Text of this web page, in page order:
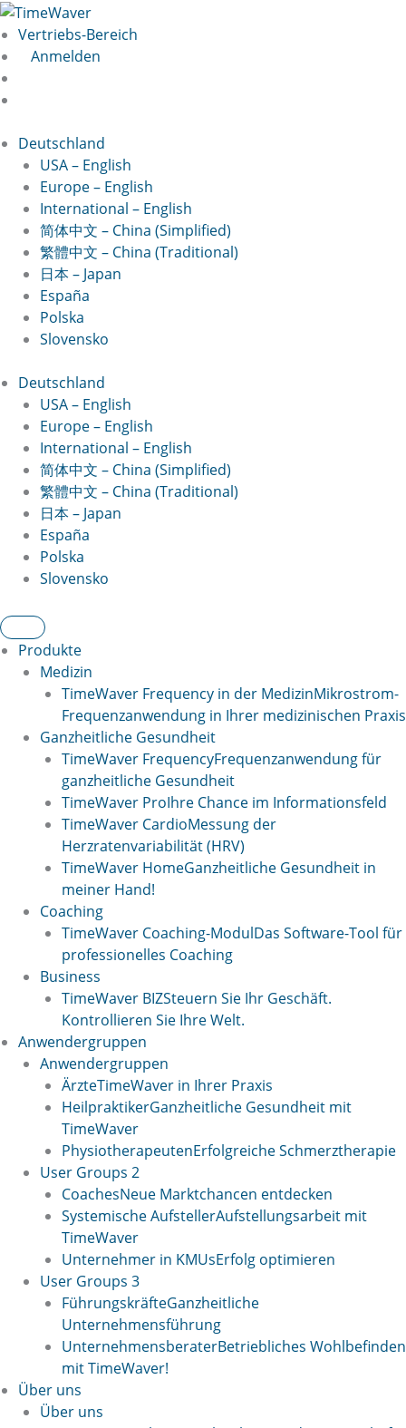
Zum
Inhalt
springen
Vertriebs-Bereich
Anmelden
Deutschland
USA – English
Europe – English
International – English
简体中文 – China (Simplified)
繁體中文 – China (Traditional)
日本 – Japan
España
Polska
Slovensko
Deutschland
USA – English
Europe – English
International – English
简体中文 – China (Simplified)
繁體中文 – China (Traditional)
日本 – Japan
España
Polska
Slovensko
Produkte
Medizin
TimeWaver Frequency in der MedizinMikrostrom-
Frequenzanwendung in Ihrer medizinischen Praxis
Ganzheitliche Gesundheit
TimeWaver FrequencyFrequenzanwendung für
ganzheitliche Gesundheit
TimeWaver ProIhre Chance im Informationsfeld
TimeWaver CardioMessung der
Herzratenvariabilität (HRV)
TimeWaver HomeGanzheitliche Gesundheit in
meiner Hand!
Coaching
TimeWaver Coaching-ModulDas Software-Tool für
professionelles Coaching
Business
TimeWaver BIZSteuern Sie Ihr Geschäft.
Kontrollieren Sie Ihre Welt.
Anwendergruppen
Anwendergruppen
ÄrzteTimeWaver in Ihrer Praxis
HeilpraktikerGanzheitliche Gesundheit mit
TimeWaver
PhysiotherapeutenErfolgreiche Schmerztherapie
User Groups 2
CoachesNeue Marktchancen entdecken
Systemische AufstellerAufstellungsarbeit mit
TimeWaver
Unternehmer in KMUsErfolg optimieren
User Groups 3
FührungskräfteGanzheitliche
Unternehmensführung
UnternehmensberaterBetriebliches Wohlbefinden
mit TimeWaver!
Über uns
Über uns